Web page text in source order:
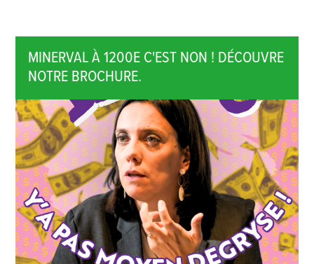
MINERVAL À 1200E C'EST NON ! DÉCOUVRE
NOTRE BROCHURE.